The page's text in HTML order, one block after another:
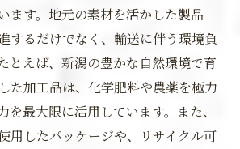
ます。地元の素材を活かした製品
するだけでなく、輸送に伴う環境負
とえば、新潟の豊かな自然環境で育
た加工品は、化学肥料や農薬を極力
を最大限に活用しています。また、
用したパッケージや、リサイクル可